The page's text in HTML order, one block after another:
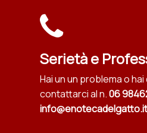
Serietà e
Hai un un problema o
contattarci al n.06
info@enotecadelgatto.it